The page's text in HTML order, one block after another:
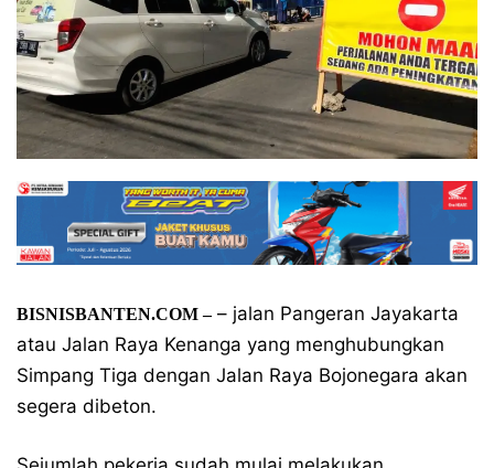
BISNISBANTEN.COM–– jalan Pangeran Jayakarta
atau Jalan Raya Kenanga yang menghubungkan
Simpang Tiga dengan Jalan Raya Bojonegara akan
segera dibeton.